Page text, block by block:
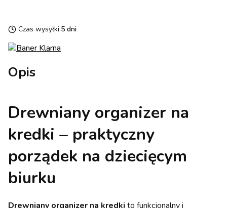
Czas wysyłki:5 dni
Opis
Drewniany organizer na
kredki – praktyczny
porządek na dziecięcym
biurku
Drewniany organizer na kredki to funkcjonalny i